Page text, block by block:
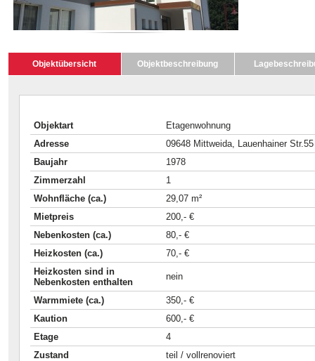
Objektübersicht Objektbeschreibung
Objektart
Etagenwohnung
Adresse
09648 Mittweida, Lauenhainer Str.55
Baujahr
1978
Zimmerzahl
1
Wohnfläche (ca.)
29,07 m²
Mietpreis
200,- €
Nebenkosten (ca.)
80,- €
Heizkosten (ca.)
70,- €
Heizkosten sind in
Nebenkosten enthalten
nein
Warmmiete (ca.)
350,- €
Kaution
600,- €
Etage
4
Zustand
teil / vollrenoviert